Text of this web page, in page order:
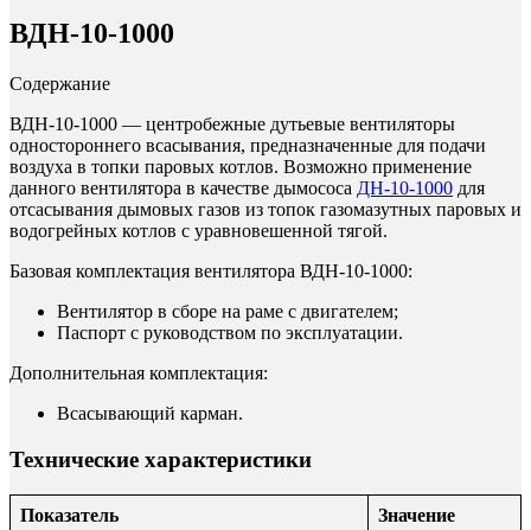
ВДН-10-1000
Содержание
ВДН-10-1000 — центробежные дутьевые вентиляторы
одностороннего всасывания, предназначенные для подачи
воздуха в топки паровых котлов. Возможно применение
данного вентилятора в качестве дымососа ДН-10-1000 для
отсасывания дымовых газов из топок газомазутных паровых и
водогрейных котлов с уравновешенной тягой.
Базовая комплектация вентилятора ВДН-10-1000:
Вентилятор в сборе на раме с двигателем;
Паспорт с руководством по эксплуатации.
Дополнительная комплектация:
Всасывающий карман.
Технические характеристики
Показатель Значение